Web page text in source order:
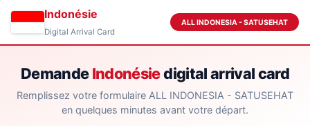
Indonésie
Digital Arrival Card
ALL INDONESIA - SATUSEHAT
DemandeIndonésiedigital arrival card
Remplissez votre formulaire ALL INDONESIA - SATUSEHAT
en quelques minutes avant votre départ.